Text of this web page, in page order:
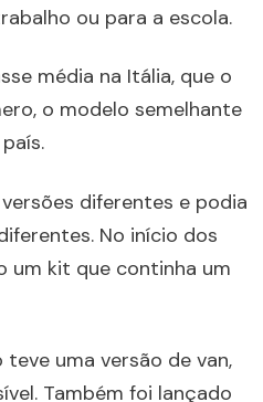
ou para a escola.
média na Itália, que o
o modelo semelhante
diferentes e podia
No início dos
um kit que continha um
uma versão de van,
Também foi lançado